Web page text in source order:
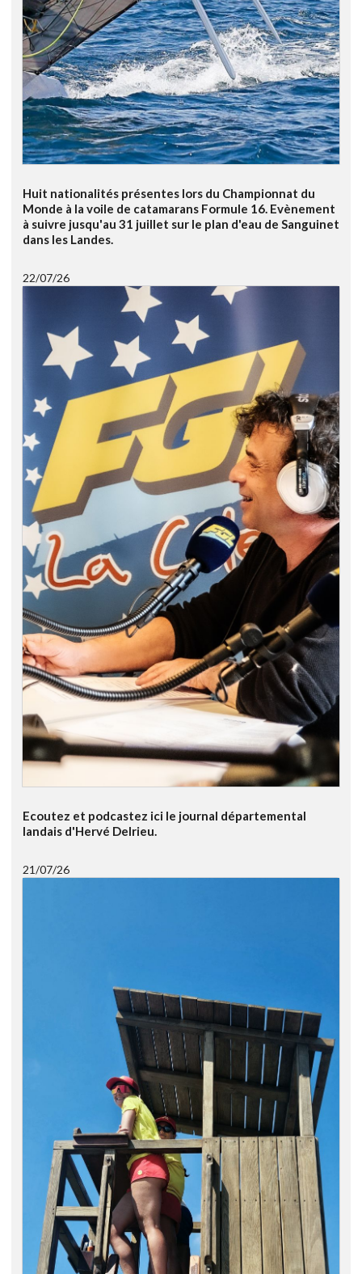
Huit nationalités présentes lors du Championnat du
Monde à la voile de catamarans Formule 16. Evènement
à suivre jusqu'au 31 juillet sur le plan d'eau de Sanguinet
dans les Landes.
22/07/26
Ecoutez et podcastez ici le journal départemental
landais d'Hervé Delrieu.
21/07/26